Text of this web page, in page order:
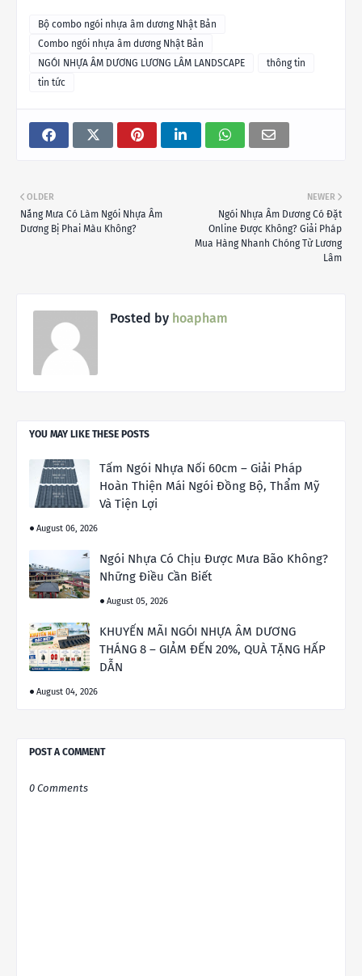
Bộ combo ngói nhựa âm dương Nhật Bản
Combo ngói nhựa âm dương Nhật Bản
NGÓI NHỰA ÂM DƯƠNG LƯƠNG LÂM LANDSCAPE
thông tin
tin tức
NEWER
Ngói Nhựa Âm Dương Có Đặt
Online Được Không? Giải Pháp
Mua Hàng Nhanh Chóng Từ Lương
Lâm
OLDER
Nắng Mưa Có Làm Ngói Nhựa Âm
Dương Bị Phai Màu Không?
Posted by hoapham
YOU MAY LIKE THESE POSTS
Tấm Ngói Nhựa Nối 60cm – Giải Pháp
Hoàn Thiện Mái Ngói Đồng Bộ, Thẩm Mỹ
Và Tiện Lợi
August 06, 2026
Ngói Nhựa Có Chịu Được Mưa Bão Không?
Những Điều Cần Biết
August 05, 2026
KHUYẾN MÃI NGÓI NHỰA ÂM DƯƠNG
THÁNG 8 – GIẢM ĐẾN 20%, QUÀ TẶNG HẤP
DẪN
August 04, 2026
POST A COMMENT
0 Comments